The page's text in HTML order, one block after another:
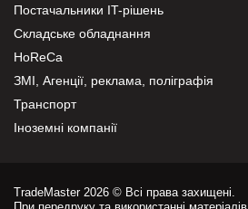
Постачальники IT-рішень
Складське обладнання
HoReCa
ЗМІ, Агенції, реклама, поліграфія
Транспорт
Іноземні компанії
TradeMaster 2026 © Всі права захищені.